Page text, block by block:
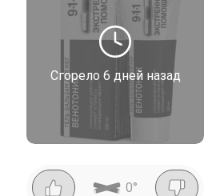
Сгорело 6 дней назад
0°